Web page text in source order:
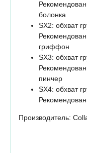
болонка
SX2: обхват
гриффон
SX3: обхват
пинчер
SX4: обхват
Производитель: